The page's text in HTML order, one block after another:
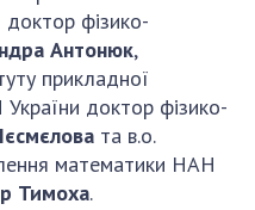
України
доктор фізико-
Антонюк,
прикладної
доктор фізико-
та в.о.
математики НАН
Тимоха.